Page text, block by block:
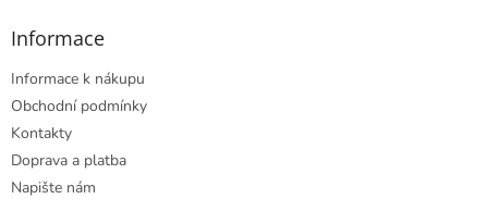
Informace
Informace k nákupu
Obchodní podmínky
Kontakty
Doprava a platba
Napište nám